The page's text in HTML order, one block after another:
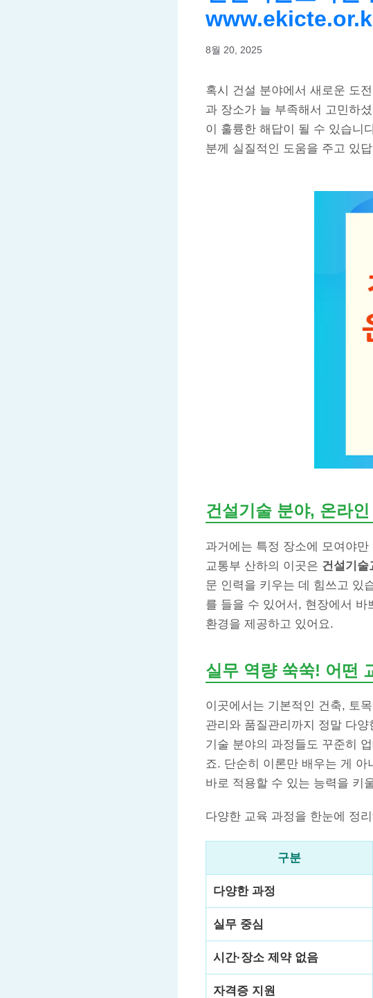
8월 20, 2025
혹시 건설 분야에서 새로운 도
과 장소가 늘 부족해서 고민하
이 훌륭한 해답이 될 수 있습니
분께 실질적인 도움을 주고 있
건설기술 분야, 온라
과거에는 특정 장소에 모여야
교통부 산하의 이곳은 건설기술
문 인력을 키우는 데 힘쓰고 있
를 들을 수 있어서, 현장에서
환경을 제공하고 있어요.
실무 역량 쑥쑥! 어떤
이곳에서는 기본적인 건축, 토
관리와 품질관리까지 정말 다
기술 분야의 과정들도 꾸준히
죠. 단순히 이론만 배우는 게 아
바로 적용할 수 있는 능력을 키
다양한 교육 과정을 한눈에 정
구분
다양한 과정
실무 중심
시간·장소 제약 없음
자격증 지원